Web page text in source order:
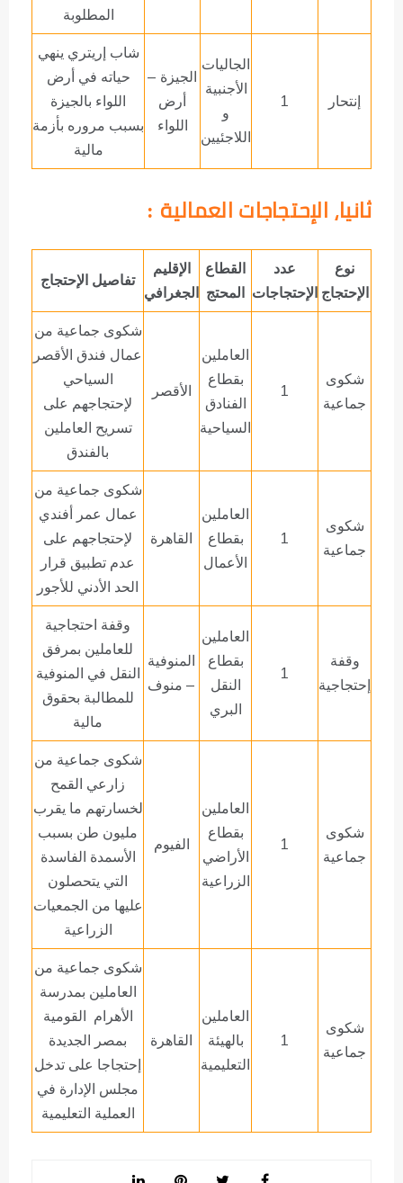
المطلوبة
إنتحار
الجاليات
الأجنبية
و
اللاجئيين
الجيزة –
أرض
اللواء
شاب إريتري ينهي
حياته في أرض
اللواء بالجيزة
بسبب مروره بأزمة
مالية
ثانيا، الإحتجاجات العمالية :
نوع
الإحتجاج
عدد
الإحتجاجات
القطاع
المحتج
الإقليم
الجغرافي
تفاصيل الإحتجاج
شكوى
جماعية
العاملين
بقطاع
الفنادق
السياحية
الأقصر
شكوى جماعية من
عمال فندق الأقصر
السياحي
لإحتجاجهم على
تسريح العاملين
بالفندق
شكوى
جماعية
العاملين
بقطاع
الأعمال
القاهرة
شكوى جماعية من
عمال عمر أفندي
لإحتجاجهم على
عدم تطبيق قرار
الحد الأدني للأجور
وقفة
إحتجاجية
العاملين
بقطاع
النقل
البري
المنوفية
– منوف
وقفة احتجاجية
للعاملين بمرفق
النقل في المنوفية
للمطالبة بحقوق
مالية
شكوى
جماعية
العاملين
بقطاع
الأراضي
الزراعية
الفيوم
شكوى جماعية من
زارعي القمح
لخسارتهم ما يقرب
مليون طن بسبب
الأسمدة الفاسدة
التي يتحصلون
عليها من الجمعيات
الزراعية
شكوى
جماعية
العاملين
بالهيئة
التعليمية
القاهرة
شكوى جماعية من
العاملين بمدرسة
الأهرام القومية
بمصر الجديدة
إحتجاجا على تدخل
مجلس الإدارة في
العملية التعليمية